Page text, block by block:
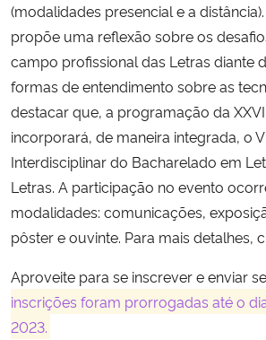
Controladoria-Geral da União
Ministério da Mulher, da Família e dos Direitos
Secretaria de Governo
Gabinete de Segurança Institucional
Advocacia-Geral da União
Banco Central do Brasil
(modalidades presencial e a
propõe uma reflexão sobre os
campo profissional das Letras diante
formas de entendimento sobre as
destacar que, a programação da
incorporará, de maneira integrada, o
Interdisciplinar do Bacharelado em
Letras. A participação no evento
modalidades: comunicações,
pôster e ouvinte. Para mais detalhes,
Aproveite para se inscrever e enviar
inscrições foram prorrogadas até o
2023.